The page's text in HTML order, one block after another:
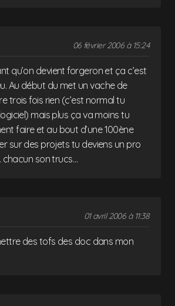
06 février 2006 à 15:24
qu’on devient forgeron et ça c’est
Au début du met un vache de
trois fois rien (c’est normal tu
mais plus ça va moins tu
faire et au bout d’une 100ène
sur des projets tu deviens un pro
chacun son trucs…
01 avril 2006 à 11:38
des tofs des doc dans mon